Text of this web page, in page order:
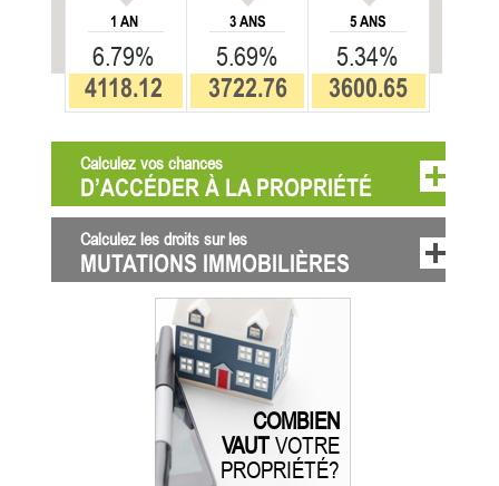
1 AN
6.79%
4118.12
3 ANS
5.69%
3722.76
5 ANS
5.34%
3600.65
Calculez vos chances
D’ACCÉDER À LA PROPRIÉTÉ
Calculez les droits sur les
MUTATIONS IMMOBILIÈRES
COMBIEN
VAUT VOTRE
PROPRIÉTÉ?